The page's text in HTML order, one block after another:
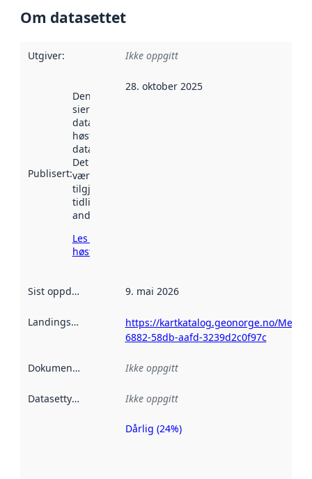
Om datasettet
Utgiver: Ikke oppgitt
Publisert:
Denne datoen
sier når
datasettet ble
høstet av
data.norge.no.
Det kan ha
vært
tilgjengelig
tidligere
andre steder.
Les mer om
høsting her
28. oktober 2025
Sist oppdatert 9. mai 2026
Landingsside
https://kartkatalog.geonorge.no/
6882-58db-aafd-3239d2c0f97c
Dokumentasjon Ikke oppgitt
Datasettype Ikke oppgitt
Metadatakvalitet
Dårlig (24%)